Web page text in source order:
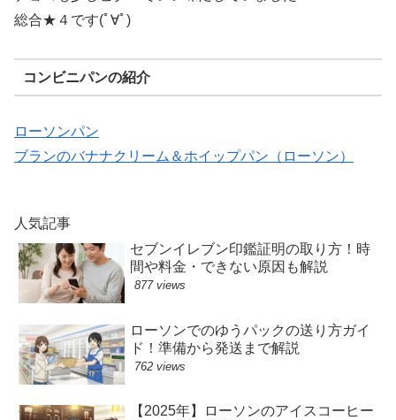
総合★４です(ﾟ∀ﾟ)
コンビニパンの紹介
ローソンパン
ブランのバナナクリーム＆ホイップパン（ローソン）
人気記事
セブンイレブン印鑑証明の取り方！時
間や料金・できない原因も解説
877 views
ローソンでのゆうパックの送り方ガイ
ド！準備から発送まで解説
762 views
【2025年】ローソンのアイスコーヒー